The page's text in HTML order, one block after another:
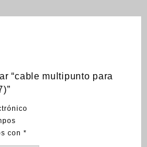
“cable multipunto para
con *